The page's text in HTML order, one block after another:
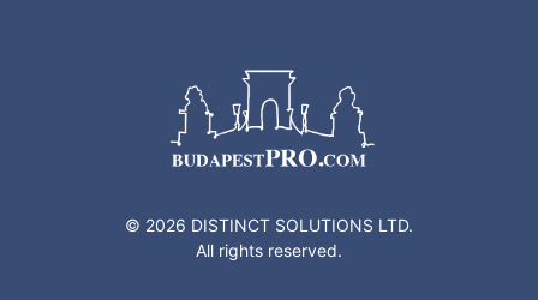
© 2026 DISTINCT SOLUTIONS LTD.
All rights reserved.